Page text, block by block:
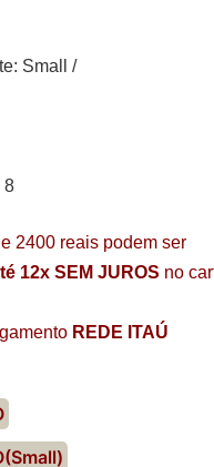
Small /
8
2400 reais podem ser
12x SEM JUROS no
REDE ITAÚ